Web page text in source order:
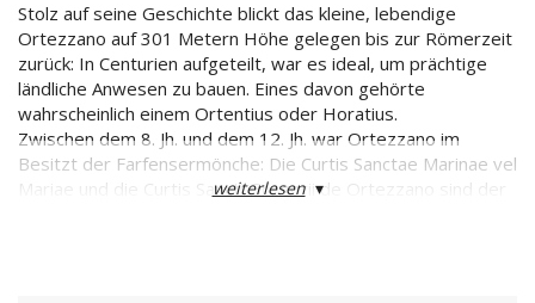
Stolz auf seine Geschichte blickt das kleine, lebendige
Ortezzano auf 301 Metern Höhe gelegen bis zur Römerzeit
zurück: In Centurien aufgeteilt, war es ideal, um prächtige
ländliche Anwesen zu bauen. Eines davon gehörte
wahrscheinlich einem Ortentius oder Horatius.
Zwischen dem 8. Jh. und dem 12. Jh. war Ortezzano im
Besitzt der Farfensermönche: Die Curtis Sanctae Marinae vel
Mariae und die Curtis Sancti Gregorii de Ortezzano sind der
weiterlesen▾